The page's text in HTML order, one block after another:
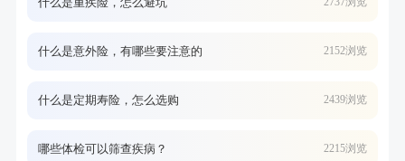
什么是意外险，有哪些要注意的 2152浏览
什么是定期寿险，怎么选购 2439浏览
哪些体检可以筛查疾病？ 2215浏览